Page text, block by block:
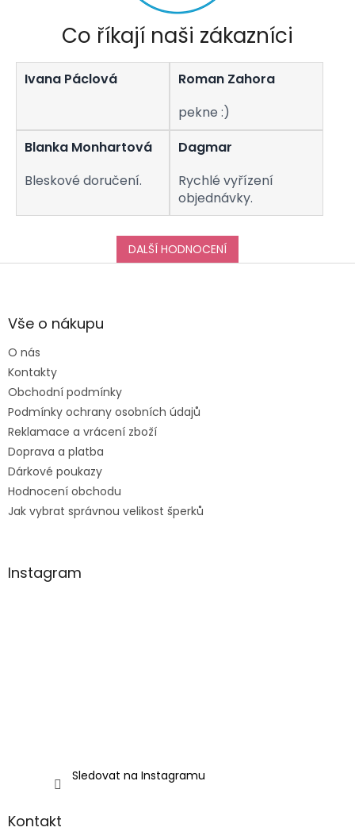
Co říkají naši zákazníci
Ivana Páclová
Roman Zahora
pekne :)
Blanka Monhartová
Bleskové doručení.
Dagmar
Rychlé vyřízení
objednávky.
DALŠÍ HODNOCENÍ
Z
aVše o nákupu
O nás
Kontakty
Obchodní podmínky
Podmínky ochrany osobních údajů
Reklamace a vrácení zboží
Doprava a platba
Dárkové poukazy
Hodnocení obchodu
Jak vybrat správnou velikost šperků
Instagram
Sledovat na Instagramu
Kontakt